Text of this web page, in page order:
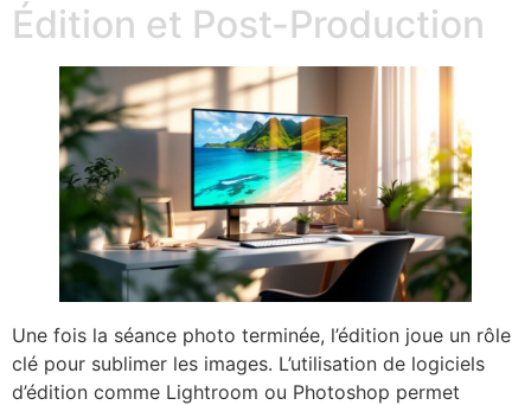
Édition et Post-Production
Une fois la séance photo terminée, l’édition joue un rôle
clé pour sublimer les images. L’utilisation de logiciels
d’édition comme Lightroom ou Photoshop permet